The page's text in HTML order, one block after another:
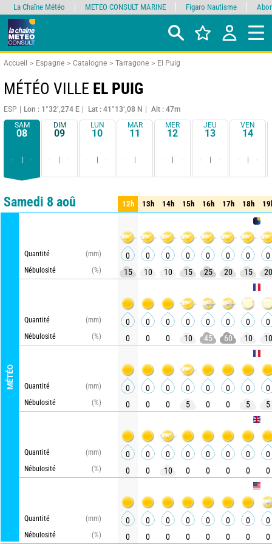
Accueil Espagne Catalogne Tarragone El Puig
MÉTÉO VILLE EL PUIG
ESP Lon : 1°32’,274 E Lat : 41°13’,08 N
Alt : 47m
SAM
08
- -
DIM
09
- -
LUN
10
- -
MAR
11
- -
MER
12
- -
JEU
13
- -
VEN
14
- -
Comparateur détaillé synthétique
Samedi 8 aoû
MÉTÉO
METEO
Quantité
(mm)
Nébulosité
(%)
Quantité
(mm)
Nébulosité
(%)
Quantité
(mm)
Nébulosité
(%)
UKMO
Quantité
(mm)
Nébulosité
(%)
Quantité
(mm)
Nébulosité
(%)
12h 13h 14h 15h 16h 17h 18h
12h 13h 14h 15h 16h 17h 18h
0 0 0 0 0 0 0
0
15
10 10 15 25 20 15 20
0 0 0 0 0 0 0
0
0
0 0 10 45 60 10 10
0 0 0 0 0 0 0
0
0
0 0 5 0 0 5 5
0 0 0 0 0 0 0
0
0
0 10 0 0 0 0 0
0 0 0 0 0 0 0
0
0
0 0 0 0 0 0 0
La Chaîne Météo METEO CONSULT MARINE Figaro Nautisme